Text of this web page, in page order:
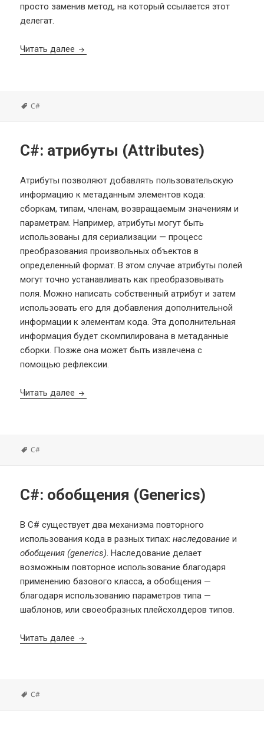
просто заменив метод, на который ссылается этот
делегат.
Читать далее C#: делегаты (Delegates)
Метки
C#
C#: атрибуты (Attributes)
Атрибуты позволяют добавлять пользовательскую
информацию к метаданным элементов кода:
сборкам, типам, членам, возвращаемым значениям и
параметрам. Например, атрибуты могут быть
использованы для сериализации — процесс
преобразования произвольных объектов в
определенный формат. В этом случае атрибуты полей
могут точно устанавливать как преобразовывать
поля. Можно написать собственный атрибут и затем
использовать его для добавления дополнительной
информации к элементам кода. Эта дополнительная
информация будет скомпилирована в метаданные
сборки. Позже она может быть извлечена с
помощью рефлексии.
Читать далее C#: атрибуты (Attributes)
Метки
C#
C#: обобщения (Generics)
В C# существует два механизма повторного
использования кода в разных типах:наследование и
обобщения (generics). Наследование делает
возможным повторное использование благодаря
применению базового класса, а обобщения —
благодаря использованию параметров типа —
шаблонов, или своеобразных плейсхолдеров типов.
Читать далее C#: обобщения (Generics)
Метки
C#